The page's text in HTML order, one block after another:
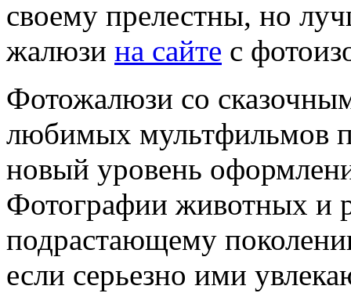
своему прелестны, но
жалюзи на сайте с
Фотожалюзи со
любимых мультфильмов
новый уровень
Фотографии животных и
подрастающему
если серьезно ими